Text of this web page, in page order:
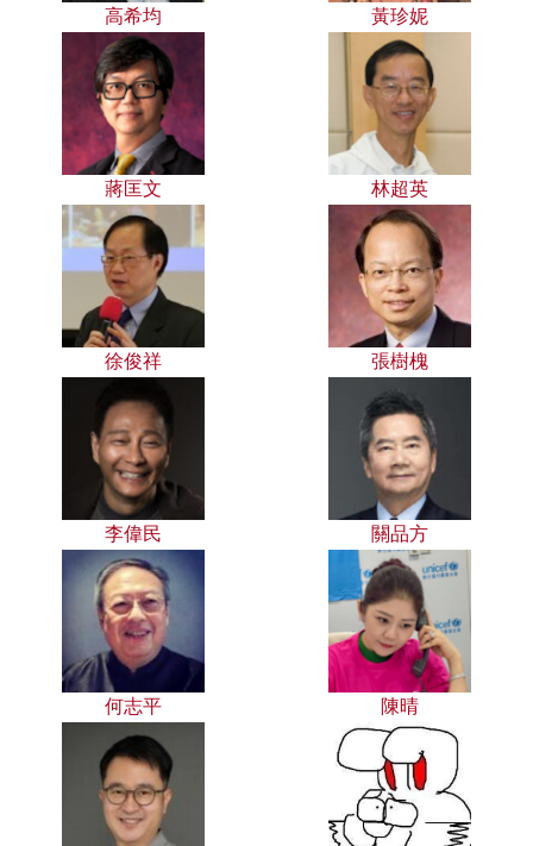
高希均 黃珍妮
蔣匡文 林超英
徐俊祥 張樹槐
李偉民 關品方
何志平 陳晴